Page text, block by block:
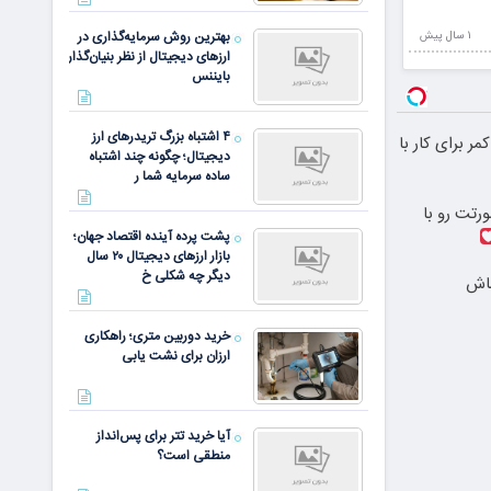
1 سال پيش
برای کار با
رو با
بهترین روش سرمایه‌گذاری در
ارزهای دیجیتال از نظر بنیان‌گذار
بایننس
۴ اشتباه بزرگ تریدرهای ارز
دیجیتال؛ چگونه چند اشتباه
ساده سرمایه شما ر
پشت پرده آینده اقتصاد جهان؛
بازار ارزهای دیجیتال ۲۰ سال
دیگر چه شکلی خ
خرید دوربین متری؛ راهکاری
ارزان برای نشت یابی
آیا خرید تتر برای پس‌انداز
منطقی است؟